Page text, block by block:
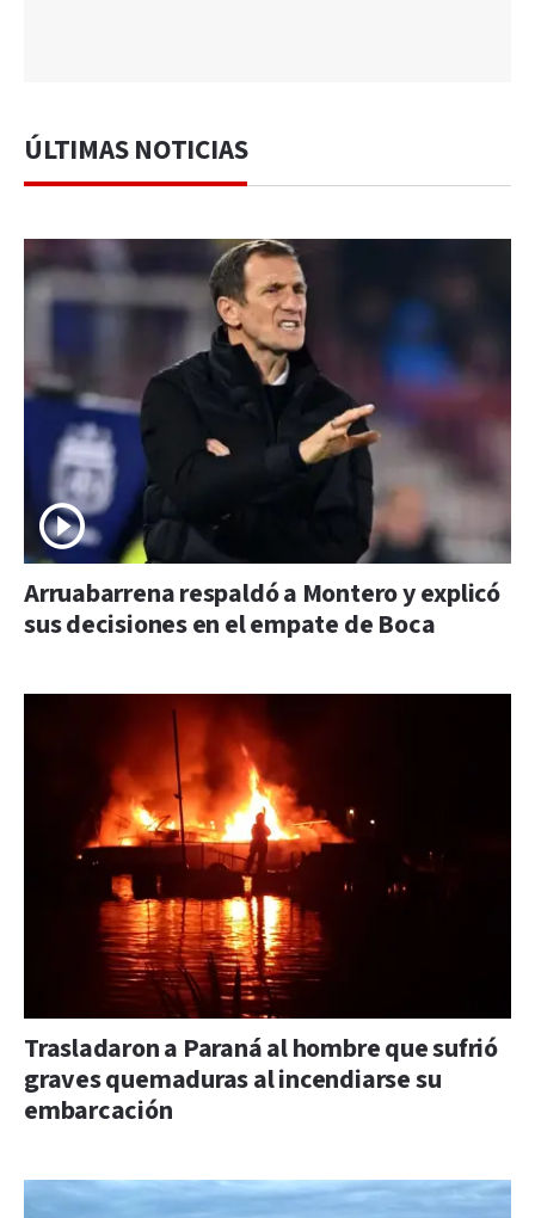
ÚLTIMAS NOTICIAS
Arruabarrena respaldó a Montero y explicó
sus decisiones en el empate de Boca
Trasladaron a Paraná al hombre que sufrió
graves quemaduras al incendiarse su
embarcación